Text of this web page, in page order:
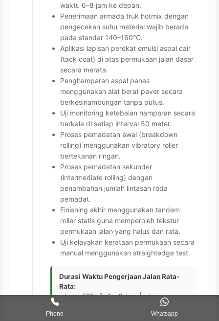
waktu 6–8 jam ke depan.
Penerimaan armada truk hotmix dengan
pengecekan suhu material wajib berada
pada standar 140–160°C.
Aplikasi lapisan perekat emulsi aspal cair
(tack coat) di atas permukaan jalan dasar
secara merata.
Penghamparan aspal panas
menggunakan alat berat paver secara
berkesinambungan tanpa putus.
Uji monitoring ketebalan hamparan secara
berkala di setiap interval 50 meter.
Proses pemadatan awal (breakdown
rolling) menggunakan vibratory roller
bertekanan ringan.
Proses pemadatan sekunder
(intermediate rolling) dengan
penambahan jumlah lintasan roda
pemadat.
Finishing akhir menggunakan tandem
roller statis guna memperoleh tekstur
permukaan jalan yang halus dan rata.
Uji kelayakan kerataan permukaan secara
manual menggunakan straightedge test.
Durasi Waktu Pengerjaan Jalan Rata-
Rata:
• Luas 500m²: 4 – 6 Jam | • Luas
1.000m²: 8 – 10 Jam (Selesai dalam 1 hari
kerja) | • Luas 2.000m²: 1,5 – 2 Hari
Phone Whatsapp